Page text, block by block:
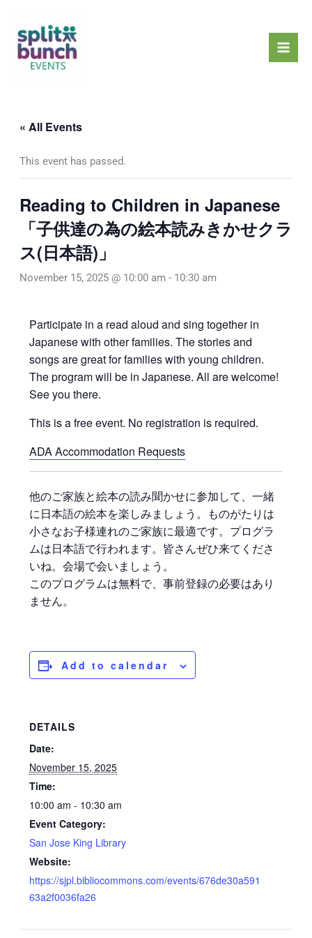
content
« All Events
This event has passed.
Reading to Children in Japanese
「子供達の為の絵本読みきかせクラ
ス(日本語)」
November 15, 2025 @ 10:00 am - 10:30 am
Participate in a read aloud and sing together in
Japanese with other families. The stories and
songs are great for families with young children.
The program will be in Japanese. All are welcome!
See you there.
This is a free event. No registration is required.
ADA Accommodation Requests
他のご家族と絵本の読み聞かせに参加して、一緒
に日本語の絵本を楽しみましょう。ものがたりは
小さなお子様連れのご家族に最適です。プログラ
ムは日本語で行われます。皆さんぜひ来てくださ
いね。会場で会いましょう。
このプログラムは無料で、事前登録の必要はあり
ません。
Add to calendar
DETAILS
Date:
November 15, 2025
Time:
10:00 am - 10:30 am
Event Category:
San Jose King Library
Website:
https://sjpl.bibliocommons.com/events/676de30a591
63a2f0036fa26